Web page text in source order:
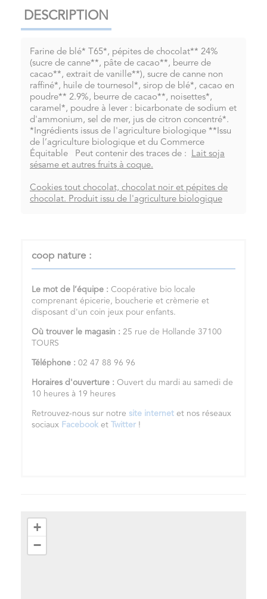
DESCRIPTION
Farine de blé* T65*, pépites de chocolat** 24%
(sucre de canne**, pâte de cacao**, beurre de
cacao**, extrait de vanille**), sucre de canne non
raffiné*, huile de tournesol*, sirop de blé*, cacao en
poudre** 2.9%, beurre de cacao**, noisettes*,
caramel*, poudre à lever : bicarbonate de sodium et
d'ammonium, sel de mer, jus de citron concentré*.
*Ingrédients issus de l'agriculture biologique **Issu
de l’agriculture biologique et du Commerce
Équitable Peut contenir des traces de : Lait soja
sésame et autres fruits à coque.
Cookies tout chocolat, chocolat noir et pépites de
chocolat. Produit issu de l'agriculture biologique
coop nature :
Le mot de l’équipe : Coopérative bio locale
comprenant épicerie, boucherie et crèmerie et
disposant d'un coin jeux pour enfants.
Où trouver le magasin : 25 rue de Hollande 37100
TOURS
Téléphone : 02 47 88 96 96
Horaires d'ouverture : Ouvert du mardi au samedi de
10 heures à 19 heures
Retrouvez-nous sur notre site internet et nos réseaux
sociaux Facebook et Twitter !
+
−